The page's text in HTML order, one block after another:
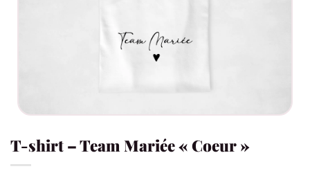
T-shirt – Team Mariée « Coeur »